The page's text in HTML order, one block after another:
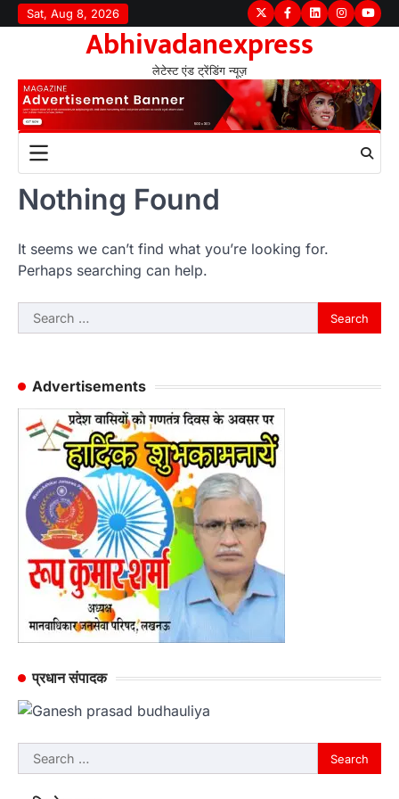
Skip
to
Sat, Aug 8, 2026 TwitterFacebook
LinkedInInstagram
Abhivadanexpress
लेटेस्ट एंड ट्रेंडिंग न्यूज़
Nothing Found
It seems we can’t find what you’re looking for.
Perhaps searching can help.
Search
for:
Advertisements
प्रधान संपादक
Search
for: